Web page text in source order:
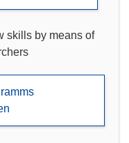
skills by means of